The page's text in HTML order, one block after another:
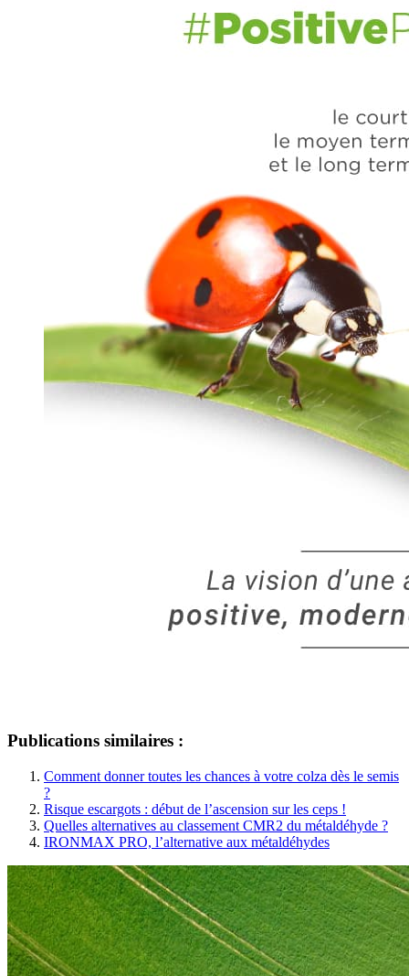
Publications similaires :
Comment donner toutes les chances à votre colza dès le semis
?
Risque escargots : début de l’ascension sur les ceps !
Quelles alternatives au classement CMR2 du métaldéhyde ?
IRONMAX PRO, l’alternative aux métaldéhydes